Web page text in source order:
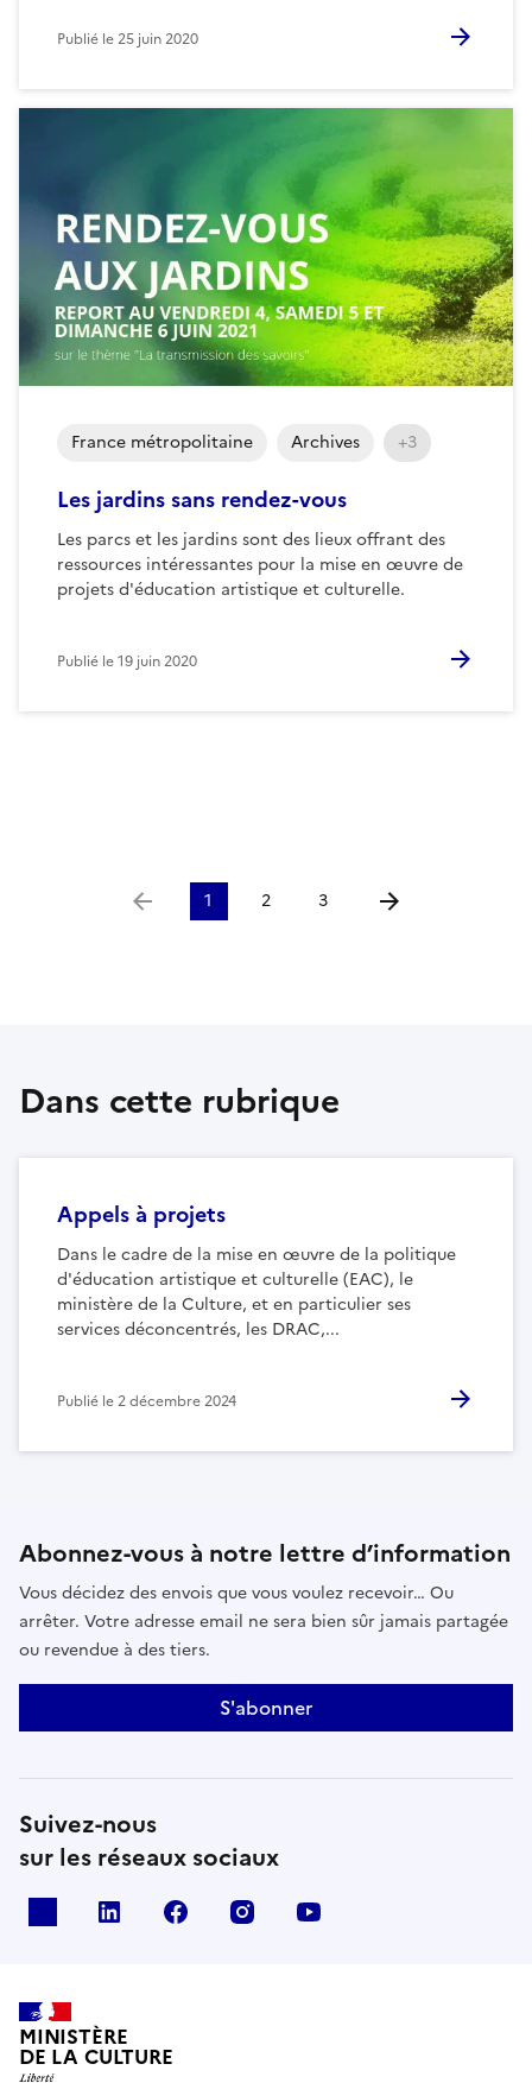
Publié le25 juin 2020
Les jardins sans rendez-vous
Les parcs et les jardins sont des lieux offrant des
ressources intéressantes pour la mise en œuvre de
projets d'éducation artistique et culturelle.
France métropolitaine Archives +3
Publié le19 juin 2020
Aller à la page précédente
1 2 3 Aller à la page
Dans cette rubrique
Appels à projets
Dans le cadre de la mise en œuvre de la politique
d'éducation artistique et culturelle (EAC), le
ministère de la Culture, et en particulier ses
services déconcentrés, les DRAC,...
Publié le2 décembre 2024
Abonnez-vous à notre lettre d’information
Vous décidez des envois que vous voulez recevoir… Ou
arrêter. Votre adresse email ne sera bien sûr jamais partagée
ou revendue à des tiers.
S'abonner
Suivez-nous
sur les réseaux sociaux
linkedin facebook instagram
MINISTÈRE
DE LA CULTURE